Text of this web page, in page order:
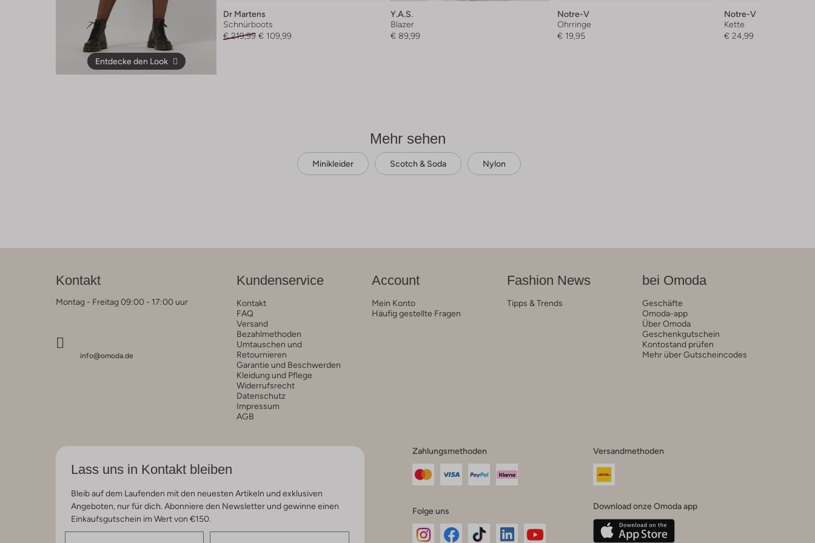
Entdecke den Look
Dr Martens
Schnürboots
€ 219,99 € 109,99
Y.a.s.
Blazer
€ 89,99
Notre-V
Ohrringe
€ 19,95
Notre-V
Kette
€ 24,99
Mehr sehen
Minikleider Scotch & Soda Nylon
Kontakt
Montag - Freitag 09:00 - 17:00 uur
info@omoda.de
Kundenservice
Kontakt
FAQ
Versand
Bezahlmethoden
Umtauschen und
Retournieren
Garantie und Beschwerden
Kleidung und Pflege
Widerrufsrecht
Datenschutz
Impressum
AGB
Account
Mein Konto
Häufig gestellte Fragen
Fashion News
Tipps & Trends
bei Omoda
Geschäfte
Omoda-app
Über Omoda
Geschenkgutschein
Kontostand prüfen
Mehr über Gutscheincodes
Lass uns in Kontakt bleiben
Bleib auf dem Laufenden mit den neuesten Artikeln und exklusiven
Angeboten, nur für dich. Abonniere den Newsletter und gewinne einen
Einkaufsgutschein im Wert von €150.
Zahlungsmethoden
Folge uns
Versandmethoden
Download onze Omoda app